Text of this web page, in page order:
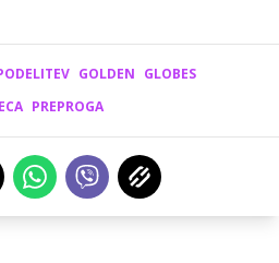
GOLDEN GLOBES
PREPROGA